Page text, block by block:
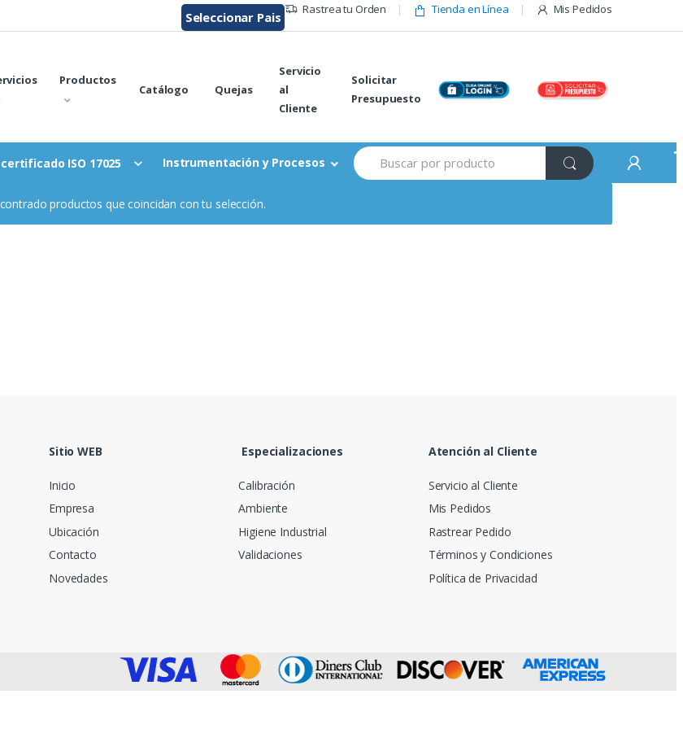
Rastrea tu Orden Tienda en Línea Mis Pedidos
Seleccionar Pais
Productos
Catálogo Quejas
Servicio
al
Cliente
Solicitar
Presupuesto
ISO 17025 Instrumentación y Procesos
Buscar:
productos que coincidan con tu selección.
Sitio WEB
Inicio
Empresa
Ubicación
Contacto
Novedades
Especializaciones
Calibración
Ambiente
Higiene Industrial
Validaciones
Atención al Cliente
Servicio al Cliente
Mis Pedidos
Rastrear Pedido
Términos y Condiciones
Política de Privacidad